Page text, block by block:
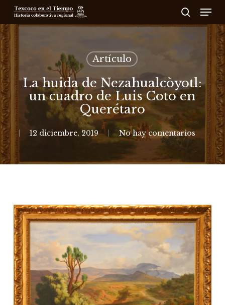
Skip
main
content
search
Artículo
La huida de Nezahualcòyotl:
un cuadro de Luis Coto en
Querétaro
12 diciembre, 2019 No hay comentarios